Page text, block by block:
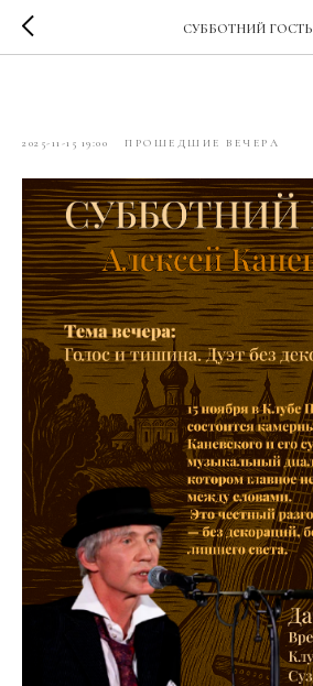
СУББОТНИЙ ГОСТЬ
2025-11-15 19:00 ПРОШЕДШИЕ ВЕЧЕРА